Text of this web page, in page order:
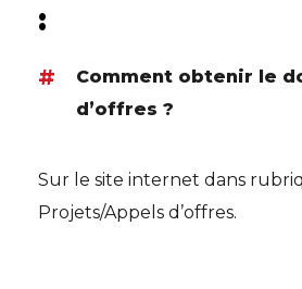
:
Comment obtenir le
d’offres ?
Sur le site internet dans
Projets/Appels d’offres.